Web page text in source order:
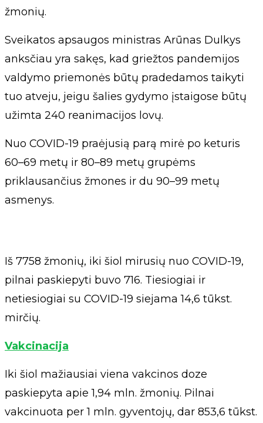
žmonių.
Sveikatos apsaugos ministras Arūnas Dulkys
anksčiau yra sakęs, kad griežtos pandemijos
valdymo priemonės būtų pradedamos taikyti
tuo atveju, jeigu šalies gydymo įstaigose būtų
užimta 240 reanimacijos lovų.
Nuo COVID-19 praėjusią parą mirė po keturis
60–69 metų ir 80–89 metų grupėms
priklausančius žmones ir du 90–99 metų
asmenys.
Iš 7758 žmonių, iki šiol mirusių nuo COVID-19,
pilnai paskiepyti buvo 716. Tiesiogiai ir
netiesiogiai su COVID-19 siejama 14,6 tūkst.
mirčių.
Vakcinacija
Iki šiol mažiausiai viena vakcinos doze
paskiepyta apie 1,94 mln. žmonių. Pilnai
vakcinuota per 1 mln. gyventojų, dar 853,6 tūkst.